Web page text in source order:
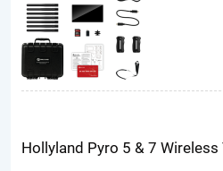
Hollyland Pyro 5 & 7